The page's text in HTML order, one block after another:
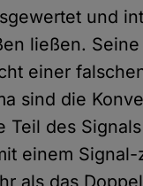
und
ließen.
einer
sind die
des
einem